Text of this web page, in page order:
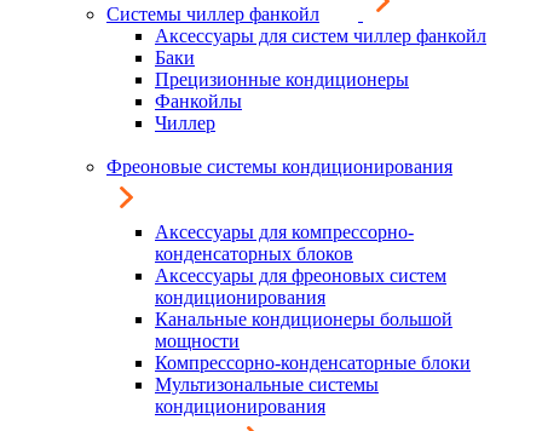
Системы чиллер фанкойл
Аксессуары для систем чиллер фанкойл
Баки
Прецизионные кондиционеры
Фанкойлы
Чиллер
Фреоновые системы кондиционирования
Аксессуары для компрессорно-
конденсаторных блоков
Аксессуары для фреоновых систем
кондиционирования
Канальные кондиционеры большой
мощности
Компрессорно-конденсаторные блоки
Мультизональные системы
кондиционирования